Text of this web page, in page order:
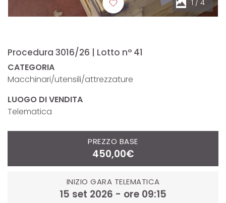
1 / 4
Procedura 3016/26 | Lotto n° 41
CATEGORIA
Macchinari/utensili/attrezzature
LUOGO DI VENDITA
Telematica
PREZZO BASE
450,00€
INIZIO GARA TELEMATICA
15 set 2026 - ore 09:15